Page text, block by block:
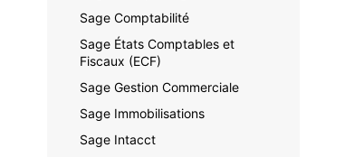
Sage Comptabilité
Sage États Comptables et
Fiscaux (ECF)
Sage Gestion Commerciale
Sage Immobilisations
Sage Intacct